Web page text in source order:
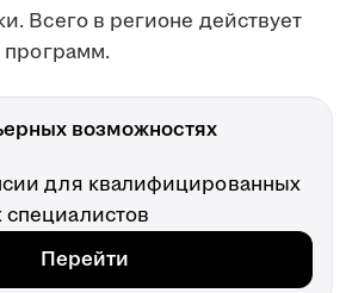
Всего в регионе действует
программ.
возможностях
для квалифицированных
Перейти